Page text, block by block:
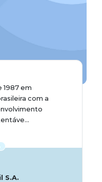
1987 em
com a
S.A.